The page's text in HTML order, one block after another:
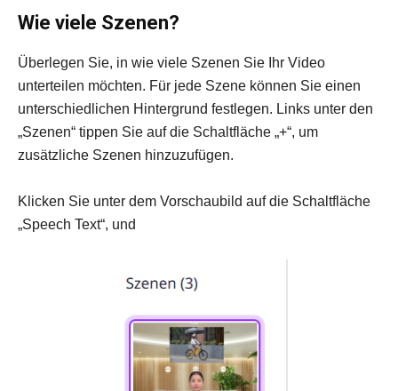
Wie viele Szenen?
Überlegen Sie, in wie viele Szenen Sie Ihr Video
unterteilen möchten. Für jede Szene können Sie einen
unterschiedlichen Hintergrund festlegen. Links unter den
„Szenen“ tippen Sie auf die Schaltfläche „+“, um
zusätzliche Szenen hinzuzufügen.
Klicken Sie unter dem Vorschaubild auf die Schaltfläche
„Speech Text“, und